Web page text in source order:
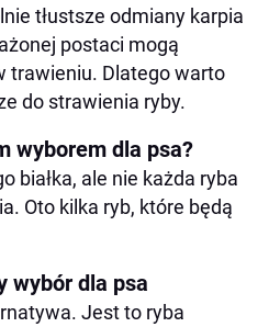
tłustsze odmiany karpia
postaci mogą
trawieniu. Dlatego warto
do strawienia ryby.
wyborem dla psa?
białka, ale nie każda ryba
Oto kilka ryb, które będą
wybór dla psa
Jest to ryba